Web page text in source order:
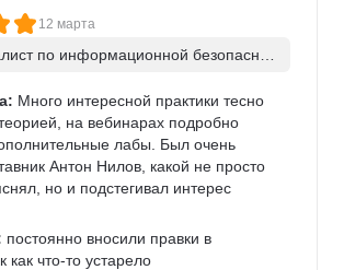
12 марта
по информационной безопаснос
Много интересной практики тесно
на вебинарах подробно
лабы. Был очень
Антон Нилов, какой не просто
но и подстегивал интерес
постоянно вносили правки в
как что-то устарело